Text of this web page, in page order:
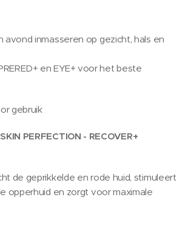
avond inmasseren op gezicht, hals en
en EYE+ voor het beste
gebruik
PERFECTION - RECOVER+
de geprikkelde en rode huid, stimuleert
opperhuid en zorgt voor maximale